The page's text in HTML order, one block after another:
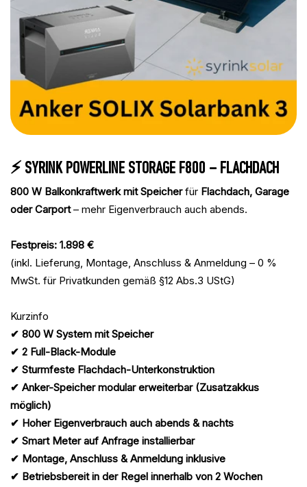
⚡ SYRINK POWERLINE STORAGE F800 – FLACHDACH
800 W Balkonkraftwerk mit Speicherfür Flachdach, Garage
oder Carport– mehr Eigenverbrauch auch abends.
Festpreis: 1.898 €
(inkl. Lieferung, Montage, Anschluss & Anmeldung – 0 %
MwSt. für Privatkunden gemäß §12 Abs.3 UStG)
Kurzinfo
✔ 800 W System mit Speicher
✔ 2 Full-Black-Module
✔ Sturmfeste Flachdach-Unterkonstruktion
✔ Anker-Speicher modular erweiterbar (Zusatzakkus
möglich)
✔ Hoher Eigenverbrauch auch abends & nachts
✔ Smart Meter auf Anfrage installierbar
✔ Montage, Anschluss & Anmeldung inklusive
✔ Betriebsbereit in der Regel innerhalb von 2 Wochen